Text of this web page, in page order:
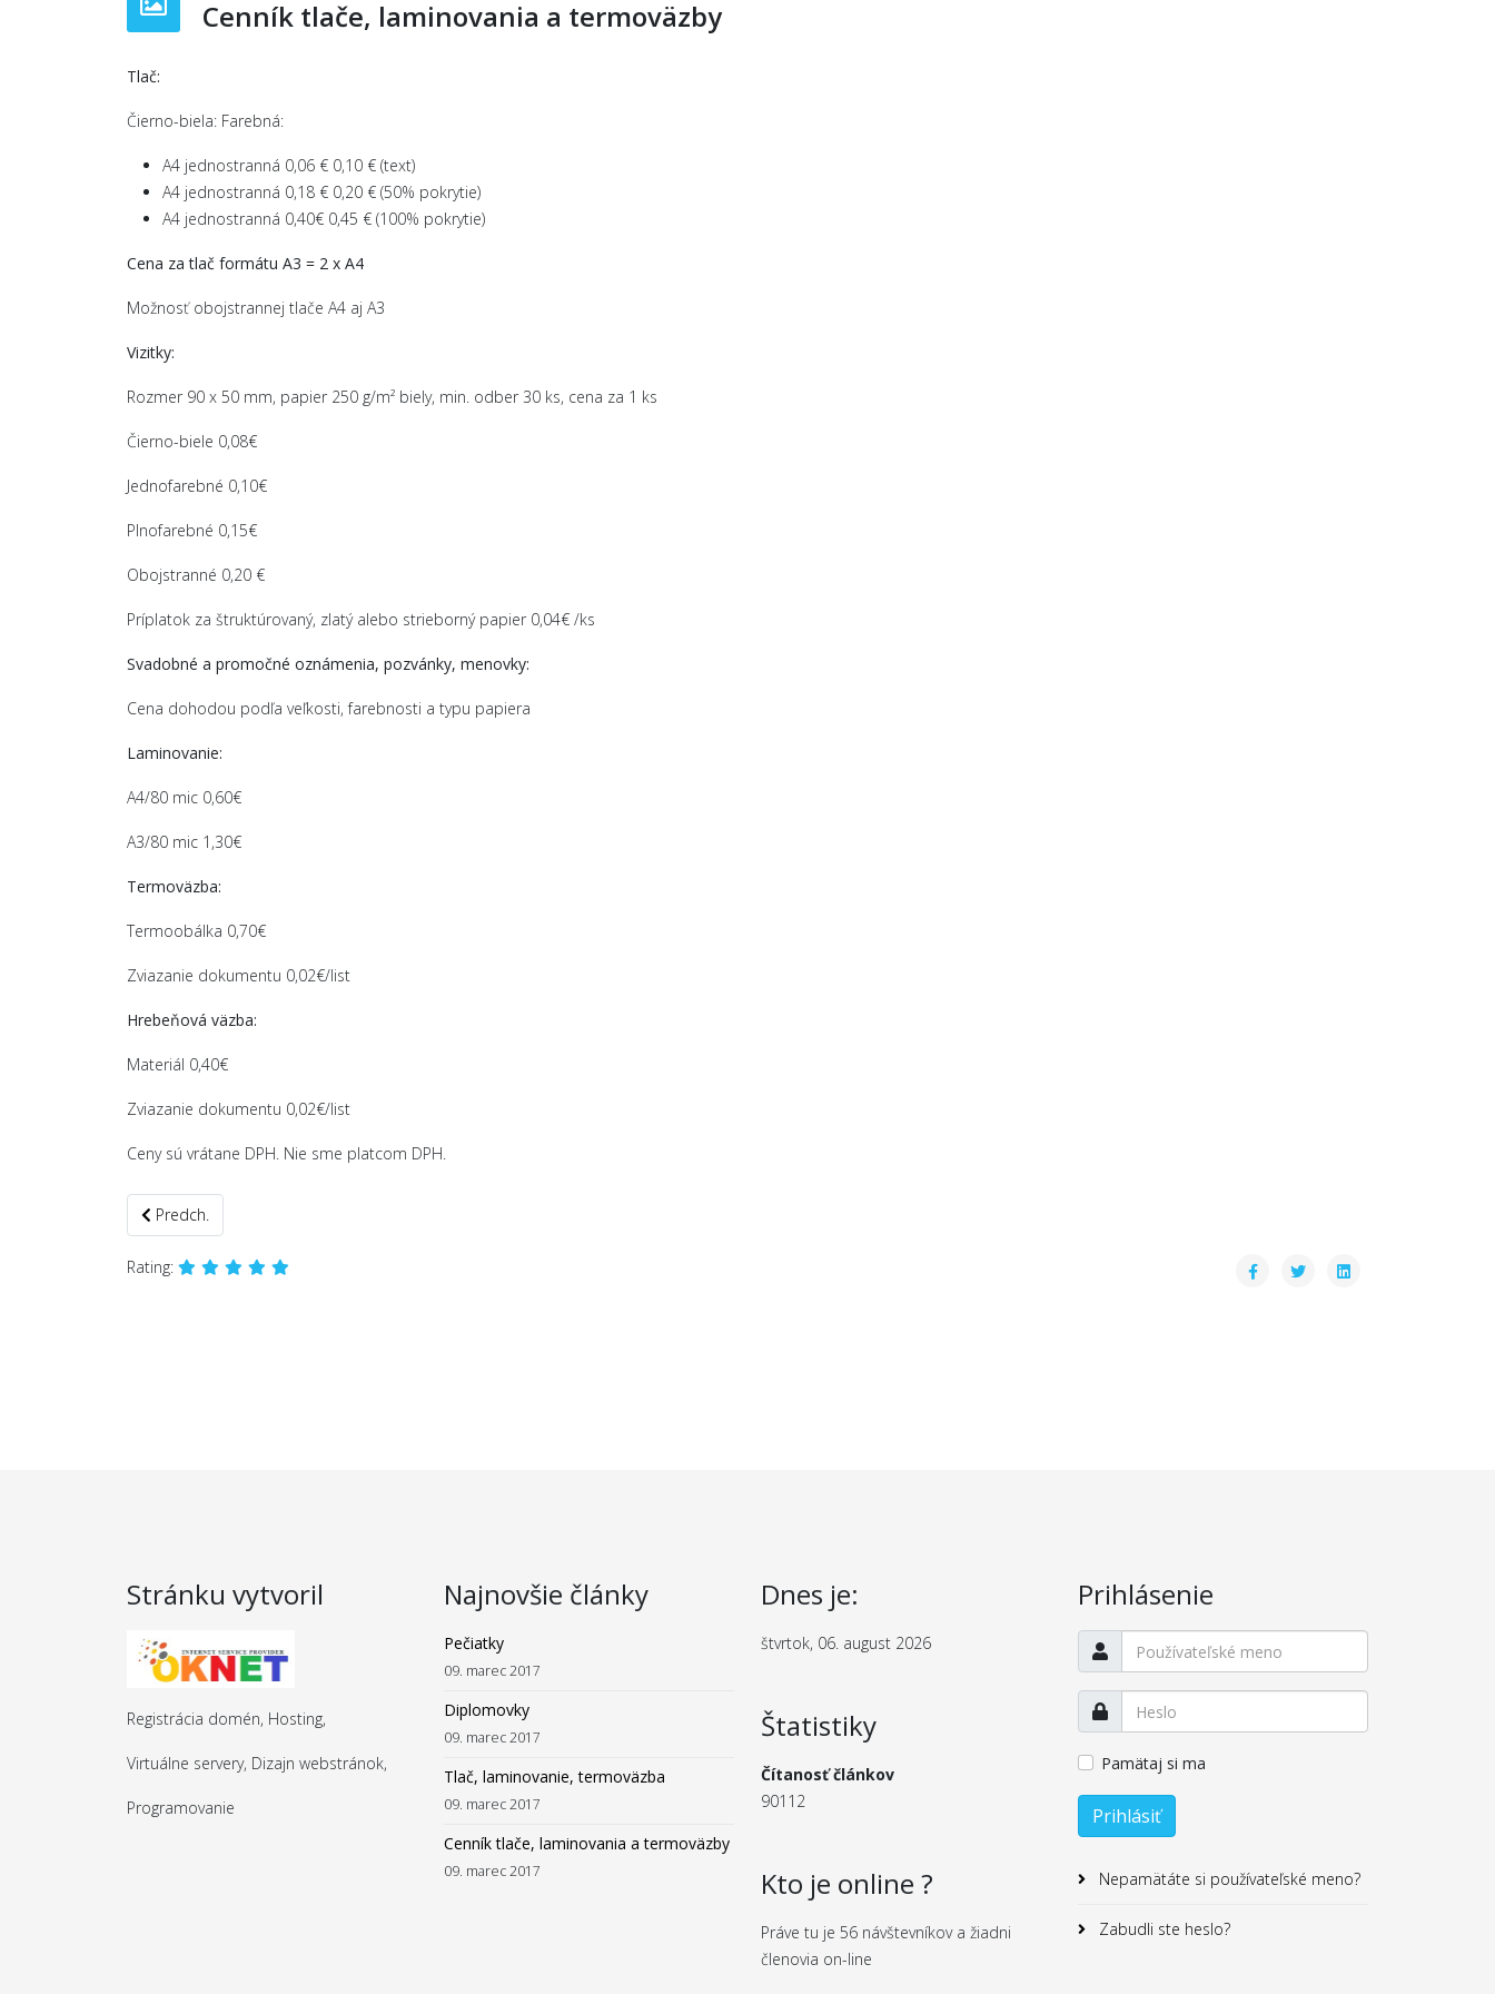
Cenník tlače, laminovania a termoväzby
Tlač:
Čierno-biela: Farebná:
A4 jednostranná 0,06 € 0,10 € (text)
A4 jednostranná 0,18 € 0,20 € (50% pokrytie)
A4 jednostranná 0,40€ 0,45 € (100% pokrytie)
Cena za tlač formátu A3 = 2 x A4
Možnosť obojstrannej tlače A4 aj A3
Vizitky:
Rozmer 90 x 50 mm, papier 250 g/m² biely, min. odber 30 ks, cena za 1 ks
Čierno-biele 0,08€
Jednofarebné 0,10€
Plnofarebné 0,15€
Obojstranné 0,20 €
Príplatok za štruktúrovaný, zlatý alebo strieborný papier 0,04€ /ks
Svadobné a promočné oznámenia, pozvánky, menovky:
Cena dohodou podľa veľkosti, farebnosti a typu papiera
Laminovanie:
A4/80 mic 0,60€
A3/80 mic 1,30€
Termoväzba:
Termoobálka 0,70€
Zviazanie dokumentu 0,02€/list
Hrebeňová väzba:
Materiál 0,40€
Zviazanie dokumentu 0,02€/list
Ceny sú vrátane DPH. Nie sme platcom DPH.
Previous article: Tlač, laminovanie, termoväzba
Predch.
Rating:
Stránku vytvoril
Registrácia domén, Hosting,
Virtuálne servery, Dizajn webstránok,
Programovanie
Najnovšie články
Pečiatky
09. marec 2017
Diplomovky
09. marec 2017
Tlač, laminovanie, termoväzba
09. marec 2017
Cenník tlače, laminovania a termoväzby
09. marec 2017
Dnes je:
štvrtok, 06. august 2026
Štatistiky
Čítanosť článkov
90112
Kto je online ?
Práve tu je 56 návštevníkov a žiadni
členovia on-line
Prihlásenie
Pamätaj si ma
Prihlásiť
Nepamätáte si používateľské meno?
Zabudli ste heslo?